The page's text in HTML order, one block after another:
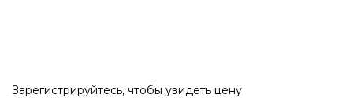
Зарегистрируйтесь, чтобы увидеть цену